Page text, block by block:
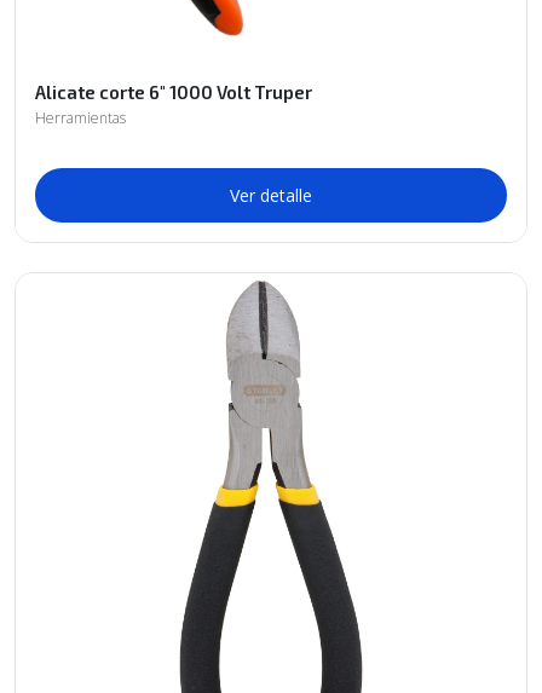
Alicate corte 6" 1000 Volt Truper
Herramientas
Ver detalle